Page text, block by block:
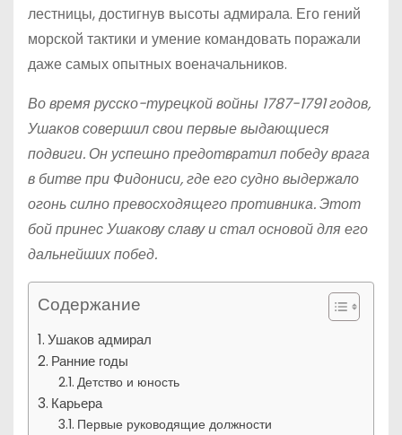
лестницы, достигнув высоты адмирала. Его гений
морской тактики и умение командовать поражали
даже самых опытных военачальников.
Во время русско-турецкой войны 1787-1791 годов,
Ушаков совершил свои первые выдающиеся
подвиги. Он успешно предотвратил победу врага
в битве при Фидониси, где его судно выдержало
огонь силно превосходящего противника. Этот
бой принес Ушакову славу и стал основой для его
дальнейших побед.
Содержание
Ушаков адмирал
Ранние годы
Детство и юность
Карьера
Первые руководящие должности